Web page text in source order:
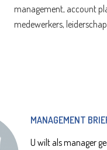
management, account
medewerkers,
MANAGEMENT
U wilt als manager